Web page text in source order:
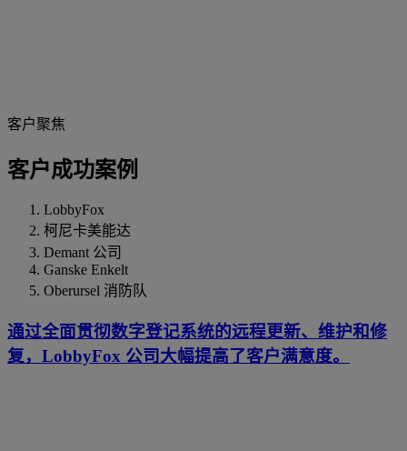
客户聚焦
客户成功案例
LobbyFox
柯尼卡美能达
Demant 公司
Ganske Enkelt
Oberursel 消防队
通过全面贯彻数字登记系统的远程更新、维护和修
复，LobbyFox 公司大幅提高了客户满意度。